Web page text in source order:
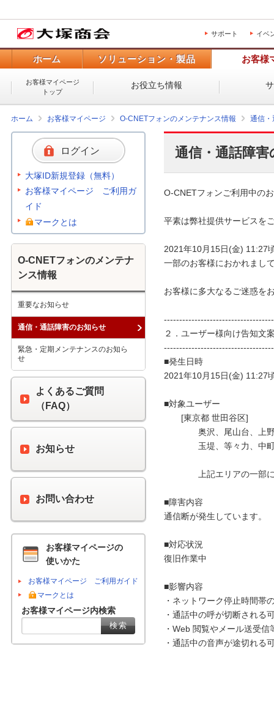
サポート イベ
ホーム ソリューション・製品 お客様
お客様マイページ
トップ
お役立ち情報
ホーム お客様マイページ O-CNETフォンのメンテナンス情報 通信・
通信・通話障
O-CNETフォンご利用中の
平素は弊社提供サービスを
2021年10月15日(金) 11:27
一部のお客様におかれまし
お客様に多大なるご迷惑を
２．ユーザー様向け告知文
■発生日時
2021年10月15日(金) 11:27
■対象ユーザー
[東京都 世田谷区]
奥沢、尾山台、上野毛
玉堤、等々力、中町
上記エリアの一部にお
■障害内容
通信断が発生しています。
■対応状況
復旧作業中
■影響内容
・ネットワーク停止時間帯
・通話中の呼が切断される
・Web 閲覧やメール送受
・通話中の音声が途切れる
ログイン
大塚ID新規登録（無料）
お客様マイページ ご利用ガ
イド
マークとは
O-CNETフォンのメンテナ
ンス情報
重要なお知らせ
通信・通話障害のお知らせ
緊急・定期メンテナンスのお知ら
せ
よくあるご質問
（FAQ）
お知らせ
お問い合わせ
お客様マイページの
使いかた
お客様マイページ ご利用ガイド
マークとは
お客様マイページ内検索